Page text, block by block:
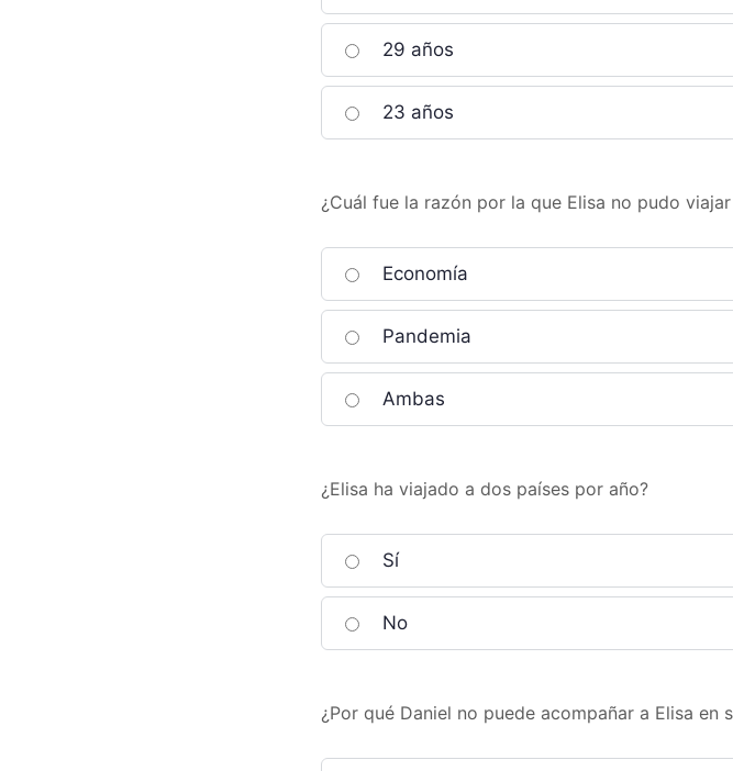
29 años
23 años
¿Cuál fue la razón por la que Elisa no pudo
Economía
Pandemia
Ambas
¿Elisa ha viajado a dos países por año?
Sí
No
¿Por qué Daniel no puede acompañar a Elisa en